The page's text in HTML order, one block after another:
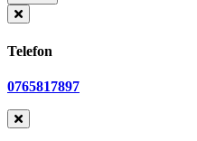
Telefon
0765817897